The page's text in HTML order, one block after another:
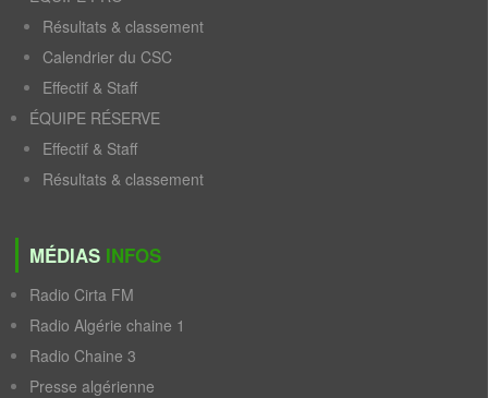
Résultats & classement
Calendrier du CSC
Effectif & Staff
ÉQUIPE RÉSERVE
Effectif & Staff
Résultats & classement
MÉDIAS INFOS
Radio Cirta FM
Radio Algérie chaine 1
Radio Chaine 3
Presse algérienne